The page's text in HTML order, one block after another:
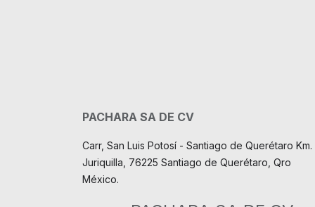
PACHARA SA DE CV
Carr, San Luis Potosí - Santiago de Querétaro Km.
Juriquilla, 76225 Santiago de Querétaro, Qro
México.